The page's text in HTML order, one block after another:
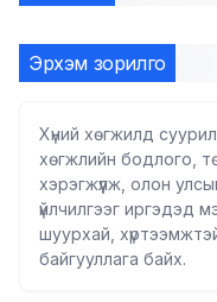
Эрхэм зорилго
Хүний хөгжилд
хөгжлийн бодлого,
хэрэгжүүлж, олон
үйлчилгээг иргэдэд
шуурхай,
байгууллага байх.